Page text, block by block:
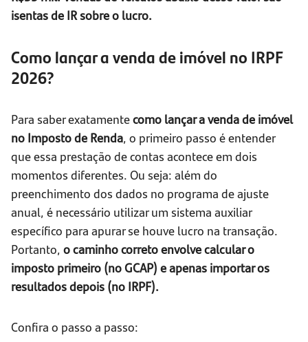
isentas de IR sobre o lucro.
Como lançar a venda de imóvel no IRPF
2026?
Para saber exatamentecomo lançar a venda de imóvel
no Imposto de Renda, o primeiro passo é entender
que essa prestação de contas acontece em dois
momentos diferentes. Ou seja: além do
preenchimento dos dados no programa de ajuste
anual, é necessário utilizar um sistema auxiliar
específico para apurar se houve lucro na transação.
Portanto, o caminho correto envolve calcular o
imposto primeiro (no GCAP) e apenas importar os
resultados depois (no IRPF).
Confira o passo a passo: